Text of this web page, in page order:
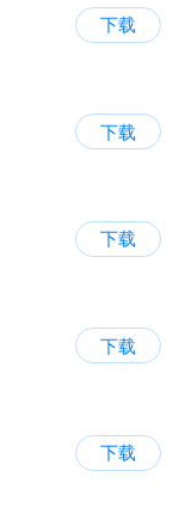
下载
下载
下载
下载
下载